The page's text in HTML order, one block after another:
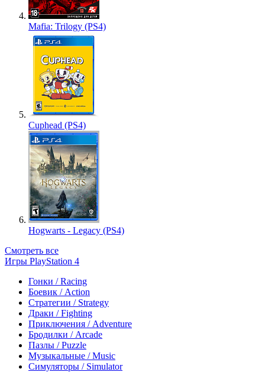
Mafia: Trilogy (PS4)
Cuphead (PS4)
Hogwarts - Legacy (PS4)
Смотреть все
Игры PlayStation 4
Гонки / Racing
Боевик / Action
Стратегии / Strategy
Драки / Fighting
Приключения / Adventure
Бродилки / Arcade
Пазлы / Puzzle
Музыкальные / Music
Симуляторы / Simulator